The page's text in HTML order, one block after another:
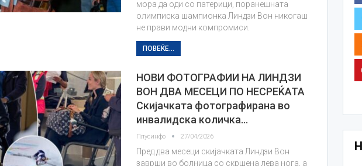
мора да оди со патерици, поранешната
олимписка шампионка Линдзи Вон никогаш
не прави модни компромиси.
ПОВЕЌЕ...
НОВИ ФОТОГРАФИИ НА ЛИНДЗИ
ВОН ДВА МЕСЕЦИ ПО НЕСРЕЌАТА
Скијачката фотографирана во
инвалидска количка…
Плусинфо 27/04/2026
Пред два месеци скијачката Линдзи Вон
заврши во болница со скршена лева нога, а